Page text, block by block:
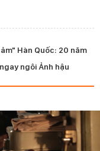
Hàn Quốc: 20 năm
ngôi Ảnh hậu